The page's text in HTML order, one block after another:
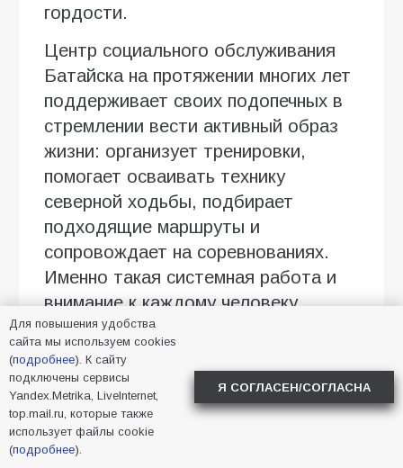
гордости.
Центр социального обслуживания
Батайска на протяжении многих лет
поддерживает своих подопечных в
стремлении вести активный образ
жизни: организует тренировки,
помогает осваивать технику
северной ходьбы, подбирает
подходящие маршруты и
сопровождает на соревнованиях.
Именно такая системная работа и
внимание к каждому человеку
позволяют добиваться серьёзных
спортивных успехов. И шесть
медалей батайчан стали не только
личным результатом каждого
спортсмена, но и общей победой
команды, тренеров и всех, кто
Для повышения удобства
сайта мы используем cookies
(подробнее). К сайту
подключены сервисы
Yandex.Metrika, LiveInternet,
top.mail.ru, которые также
использует файлы cookie
(подробнее).
Я СОГЛАСЕН/СОГЛАСНА